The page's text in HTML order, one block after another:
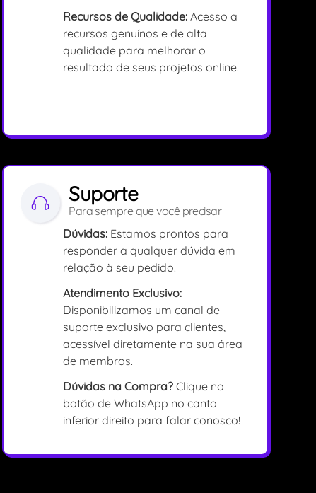
Recursos de Qualidade: Acesso a
recursos genuínos e de alta
qualidade para melhorar o
resultado de seus projetos online.
Suporte
Para sempre que você precisar
Dúvidas: Estamos prontos para
responder a qualquer dúvida em
relação à seu pedido.
Atendimento Exclusivo:
Disponibilizamos um canal de
suporte exclusivo para clientes,
acessível diretamente na sua área
de membros.
Dúvidas na Compra? Clique no
botão de WhatsApp no canto
inferior direito para falar conosco!